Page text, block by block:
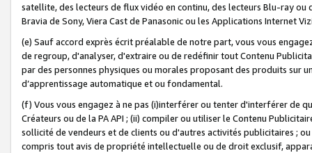
satellite, des lecteurs de flux vidéo en continu, des lecteurs Blu-ray
Bravia de Sony, Viera Cast de Panasonic ou les Applications Internet
(e) Sauf accord exprès écrit préalable de notre part, vous vous
de regroup, d'analyser, d'extraire ou de redéfinir tout Contenu
par des personnes physiques ou morales proposant des produits sur
d’apprentissage automatique et ou fondamental.
(f) Vous vous engagez à ne pas (i)interférer ou tenter d'interférer de
Créateurs ou de la PA API ; (ii) compiler ou utiliser le Contenu
sollicité de vendeurs et de clients ou d'autres activités publicitaires ;
compris tout avis de propriété intellectuelle ou de droit exclusif,